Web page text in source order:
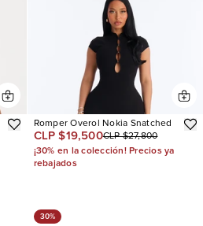
Romper Overol Nokia Snatched
CLP $19,500CLP $27,800
¡30% en la colección! Precios ya
rebajados
30%